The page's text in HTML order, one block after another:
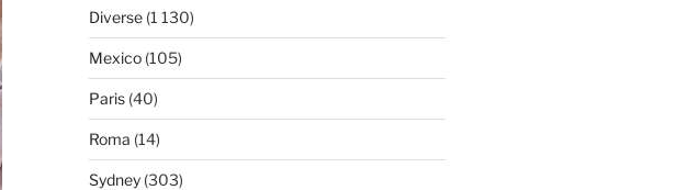
Diverse(1 130)
Mexico(105)
Paris(40)
Roma (14)
Sydney(303)